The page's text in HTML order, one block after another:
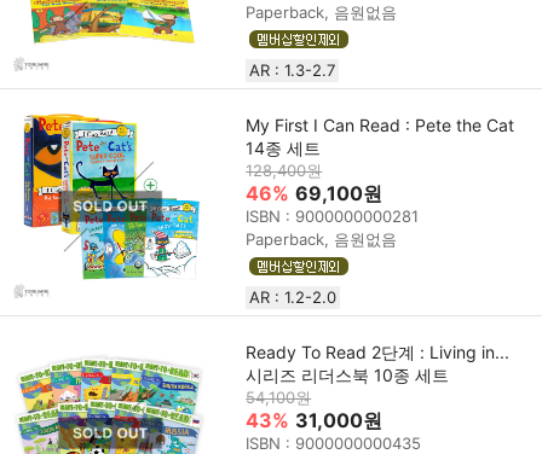
Paperback, 음원없음
AR : 1.3-2.7
My First I Can Read : Pete the Cat
14종 세트
128,400원
46% 69,100원
ISBN : 9000000000281
Paperback, 음원없음
AR : 1.2-2.0
Ready To Read 2단계 : Living in...
시리즈 리더스북 10종 세트
54,100원
43% 31,000원
ISBN : 9000000000435